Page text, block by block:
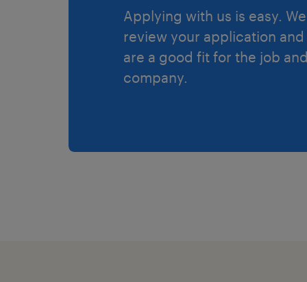
Applying with us is easy.
review your application and
are a good fit for the job
company.